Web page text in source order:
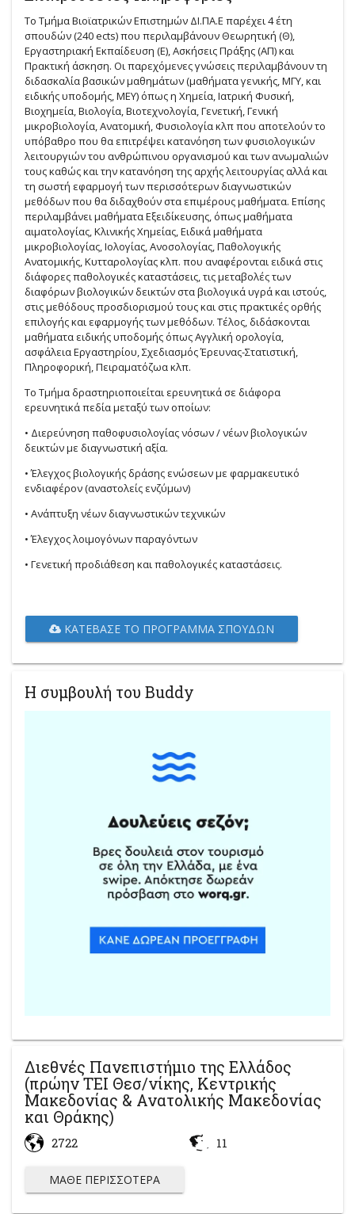
Το Τμήμα Βιοϊατρικών Επιστημών ΔΙ.ΠΑ.Ε παρέχει 4 έτη
σπουδών (240 ects) που περιλαμβάνουν Θεωρητική (Θ),
Εργαστηριακή Εκπαίδευση (Ε), Ασκήσεις Πράξης (ΑΠ) και
Πρακτική άσκηση. Οι παρεχόμενες γνώσεις περιλαμβάνουν τη
διδασκαλία βασικών μαθημάτων (μαθήματα γενικής, ΜΓΥ, και
ειδικής υποδομής, ΜΕΥ) όπως η Χημεία, Ιατρική Φυσική,
Βιοχημεία, Βιολογία, Βιοτεχνολογία, Γενετική, Γενική
μικροβιολογία, Ανατομική, Φυσιολογία κλπ που αποτελούν το
υπόβαθρο που θα επιτρέψει κατανόηση των φυσιολογικών
λειτουργιών του ανθρώπινου οργανισμού και των ανωμαλιών
τους καθώς και την κατανόηση της αρχής λειτουργίας αλλά και
τη σωστή εφαρμογή των περισσότερων διαγνωστικών
μεθόδων που θα διδαχθούν στα επιμέρους μαθήματα. Επίσης
περιλαμβάνει μαθήματα Εξειδίκευσης, όπως μαθήματα
αιματολογίας, Κλινικής Χημείας, Ειδικά μαθήματα
μικροβιολογίας, Ιολογίας, Ανοσολογίας, Παθολογικής
Ανατομικής, Κυτταρολογίας κλπ. που αναφέρονται ειδικά στις
διάφορες παθολογικές καταστάσεις, τις μεταβολές των
διαφόρων βιολογικών δεικτών στα βιολογικά υγρά και ιστούς,
στις μεθόδους προσδιορισμού τους και στις πρακτικές ορθής
επιλογής και εφαρμογής των μεθόδων. Τέλος, διδάσκονται
μαθήματα ειδικής υποδομής όπως Αγγλική ορολογία,
ασφάλεια Εργαστηρίου, Σχεδιασμός Έρευνας-Στατιστική,
Πληροφορική, Πειραματόζωα κλπ.
Το Τμήμα δραστηριοποιείται ερευνητικά σε διάφορα
ερευνητικά πεδία μεταξύ των οποίων:
• Διερεύνηση παθοφυσιολογίας νόσων / νέων βιολογικών
δεικτών με διαγνωστική αξία.
• Έλεγχος βιολογικής δράσης ενώσεων με φαρμακευτικό
ενδιαφέρον (αναστολείς ενζύμων)
• Ανάπτυξη νέων διαγνωστικών τεχνικών
• Έλεγχος λοιμογόνων παραγόντων
• Γενετική προδιάθεση και παθολογικές καταστάσεις.
ΚΑΤΈΒΑΣΕ ΤΟ ΠΡΌΓΡΑΜΜΑ ΣΠΟΥΔΏΝ
Η συμβουλή του Buddy
Διεθνές Πανεπιστήμιο της Ελλάδος
(πρώην ΤΕΙ Θεσ/νίκης, Κεντρικής
Μακεδονίας & Ανατολικής Μακεδονίας
και Θράκης)
2722 11
ΜΆΘΕ ΠΕΡΙΣΣΌΤΕΡΑ